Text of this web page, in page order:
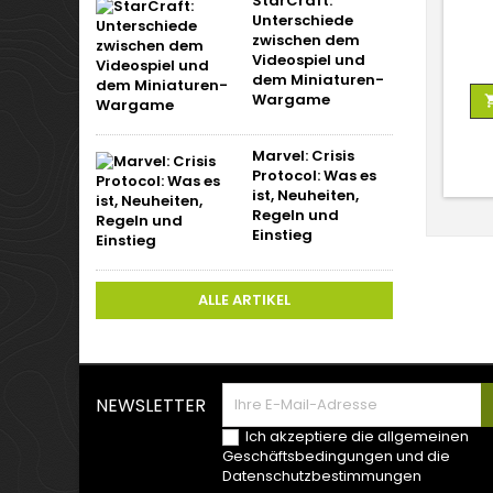
Unterschiede
zwischen dem
Videospiel und
dem Miniaturen-
Wargame
Marvel: Crisis
Protocol: Was es
ist, Neuheiten,
Regeln und
Einstieg
ALLE ARTIKEL
NEWSLETTER
Ich akzeptiere die allgemeinen
Geschäftsbedingungen und die
Datenschutzbestimmungen